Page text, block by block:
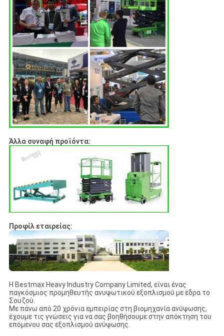
Άλλα συναφή προϊόντα:
Προφίλ εταιρείας:
Η Bestmax Heavy Industry Company Limited, είναι ένας
παγκόσμιος προμηθευτής ανυψωτικού εξοπλισμού με έδρα το
Σουζού.
Με πάνω από 20 χρόνια εμπειρίας στη βιομηχανία ανύψωσης,
έχουμε τις γνώσεις για να σας βοηθήσουμε στην απόκτηση του
επόμενου σας εξοπλισμού ανύψωσης.